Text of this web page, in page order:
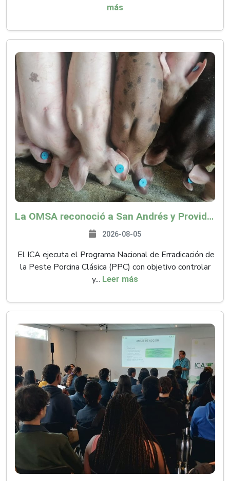
más
La OMSA reconoció a San Andrés y Providencia como zona libre de Peste Porcina Clásica (PPC)
2026-08-05
El ICA ejecuta el Programa Nacional de Erradicación de
la Peste Porcina Clásica (PPC) con objetivo controlar
y... Leer más